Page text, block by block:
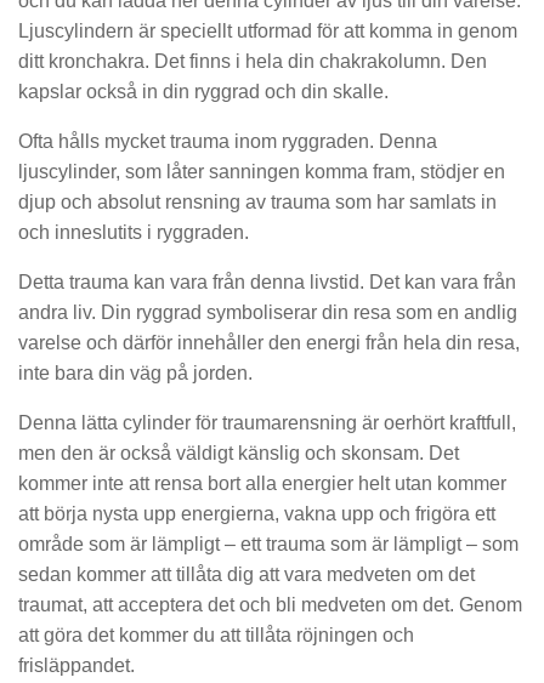
Ljuscylindern är speciellt utformad för att komma in genom
ditt kronchakra. Det finns i hela din chakrakolumn. Den
kapslar också in din ryggrad och din skalle.
Ofta hålls mycket trauma inom ryggraden. Denna
ljuscylinder, som låter sanningen komma fram, stödjer en
djup och absolut rensning av trauma som har samlats in
och inneslutits i ryggraden.
Detta trauma kan vara från denna livstid. Det kan vara från
andra liv. Din ryggrad symboliserar din resa som en andlig
varelse och därför innehåller den energi från hela din resa,
inte bara din väg på jorden.
Denna lätta cylinder för traumarensning är oerhört kraftfull,
men den är också väldigt känslig och skonsam. Det
kommer inte att rensa bort alla energier helt utan kommer
att börja nysta upp energierna, vakna upp och frigöra ett
område som är lämpligt – ett trauma som är lämpligt – som
sedan kommer att tillåta dig att vara medveten om det
traumat, att acceptera det och bli medveten om det. Genom
att göra det kommer du att tillåta röjningen och
frisläppandet.